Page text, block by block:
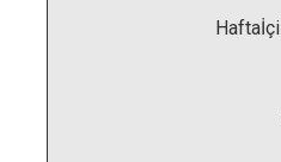
Haftaİçi